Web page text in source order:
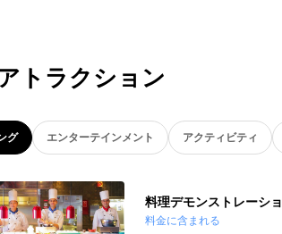
トラクション
グ エンターテインメント アクティビティ
料理デモンストレーシ
料金に含まれる